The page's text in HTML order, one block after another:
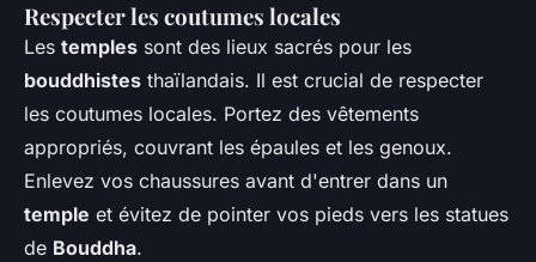
Respecter les coutumes locales
Les temples sont des lieux sacrés pour les
bouddhistes thaïlandais. Il est crucial de respecter
les coutumes locales. Portez des vêtements
appropriés, couvrant les épaules et les genoux.
Enlevez vos chaussures avant d'entrer dans un
temple et évitez de pointer vos pieds vers les statues
de Bouddha.